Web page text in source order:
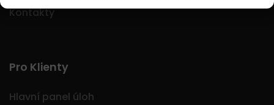
Kontakty
Pro Klienty
Hlavní panel úloh